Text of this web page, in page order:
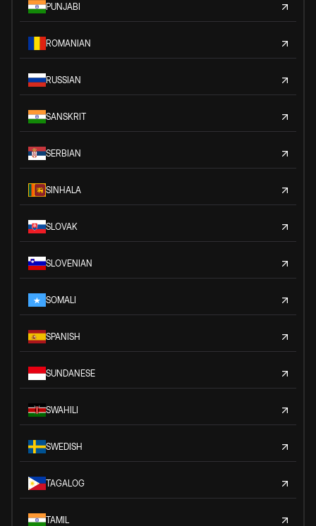
PUNJABI
ROMANIAN
RUSSIAN
SANSKRIT
SERBIAN
SINHALA
SLOVAK
SLOVENIAN
SOMALI
SPANISH
SUNDANESE
SWAHILI
SWEDISH
TAGALOG
TAMIL